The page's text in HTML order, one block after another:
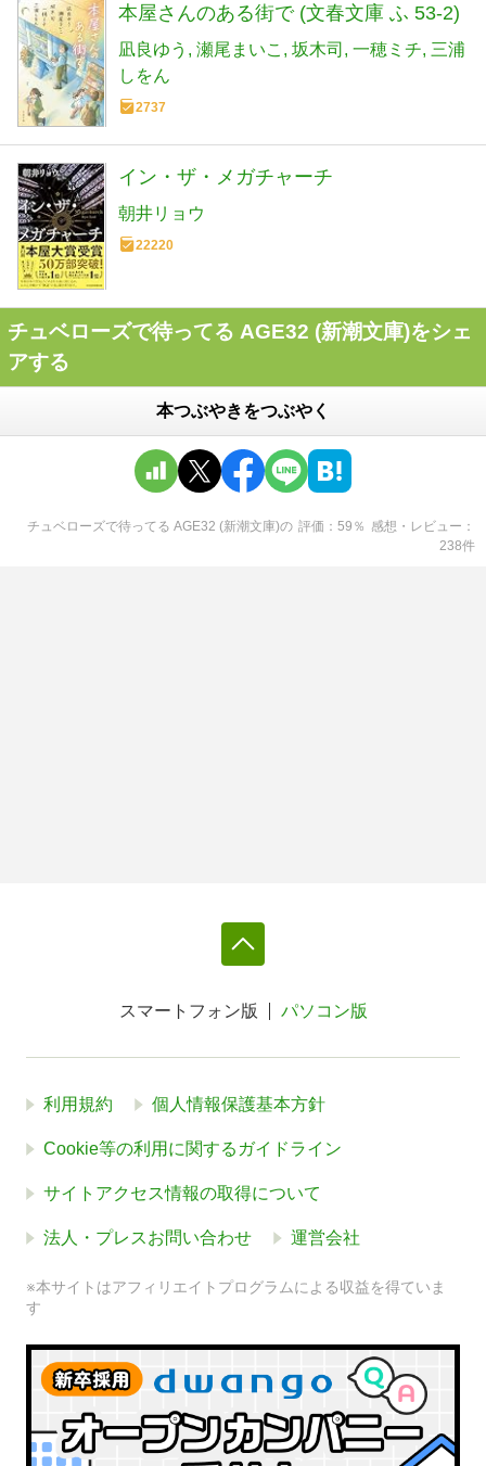
本屋さんのある街で (文春文庫 ふ 53-2)
凪良ゆう 瀬尾まいこ 坂木司 一穂ミチ 三浦
しをん
2737
イン・ザ・メガチャーチ
朝井リョウ
22220
チュベローズで待ってる AGE32 (新潮文庫)をシェ
アする
本つぶやきをつぶやく
チュベローズで待ってる AGE32 (新潮文庫)の 評価 59 ％ 感想・レビュー
238件
スマートフォン版 パソコン版
利用規約 個人情報保護基本方針
Cookie等の利用に関するガイドライン
サイトアクセス情報の取得について
法人・プレスお問い合わせ 運営会社
※本サイトはアフィリエイトプログラムによる収益を得ていま
す